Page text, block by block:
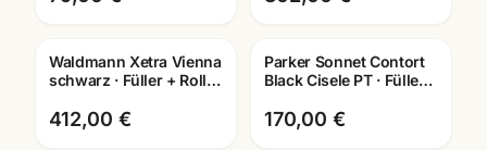
Druckmechanik ·
Gravur
Waldmann Xetra Vienna
schwarz · Füller + Roller
Mannheim
412,00 €
Gravur
Parker Sonnet Contort
Black Cisele PT · Füller +
Edition
170,00 €